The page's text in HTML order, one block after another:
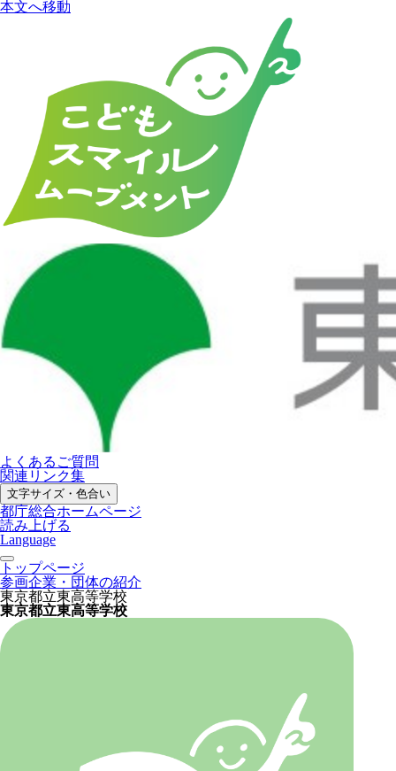
本文へ移動
よくあるご質問
関連リンク集
文字サイズ・色合い
都庁総合ホームページ
読み上げる
Language
トップページ
参画企業・団体の紹介
東京都立東高等学校
東京都立東高等学校